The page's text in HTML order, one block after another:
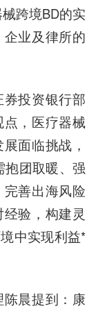
跨境BD的实
业及律所的
投资银行部
，医疗器械
面临挑战，
抱团取暖、强
善出海风险
验，构建灵
中实现利益*
陈晨提到：康